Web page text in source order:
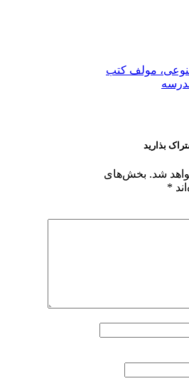
مولف کتب
بذارید
شد. بخش‌های
*